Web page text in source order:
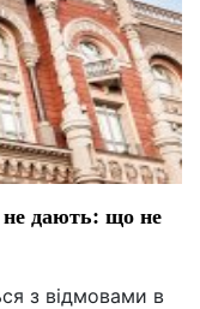
не дають: що не
з відмовами в